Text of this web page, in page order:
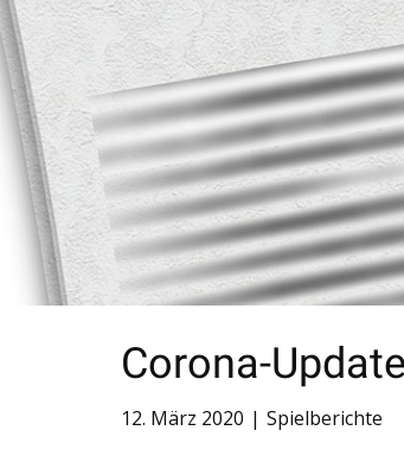
Corona-
12. März 2020 Spielberichte